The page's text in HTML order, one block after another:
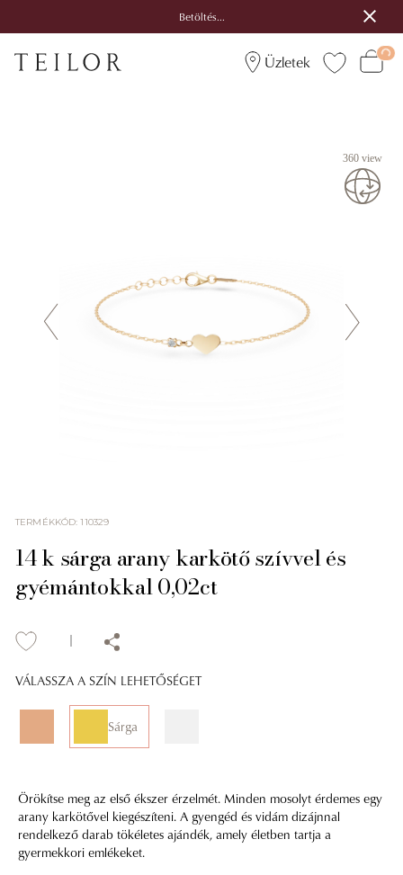
Betöltés...
Üzletek
360 view
TERMÉKKÓD:110329
14 k sárga arany karkötő szívvel és
gyémántokkal 0,02ct
VÁLASSZA A SZÍN LEHETŐSÉGET
Sárga
Örökítse meg az első ékszer érzelmét. Minden mosolyt érdemes egy
arany karkötővel kiegészíteni. A gyengéd és vidám dizájnnal
rendelkező darab tökéletes ajándék, amely életben tartja a
gyermekkori emlékeket.